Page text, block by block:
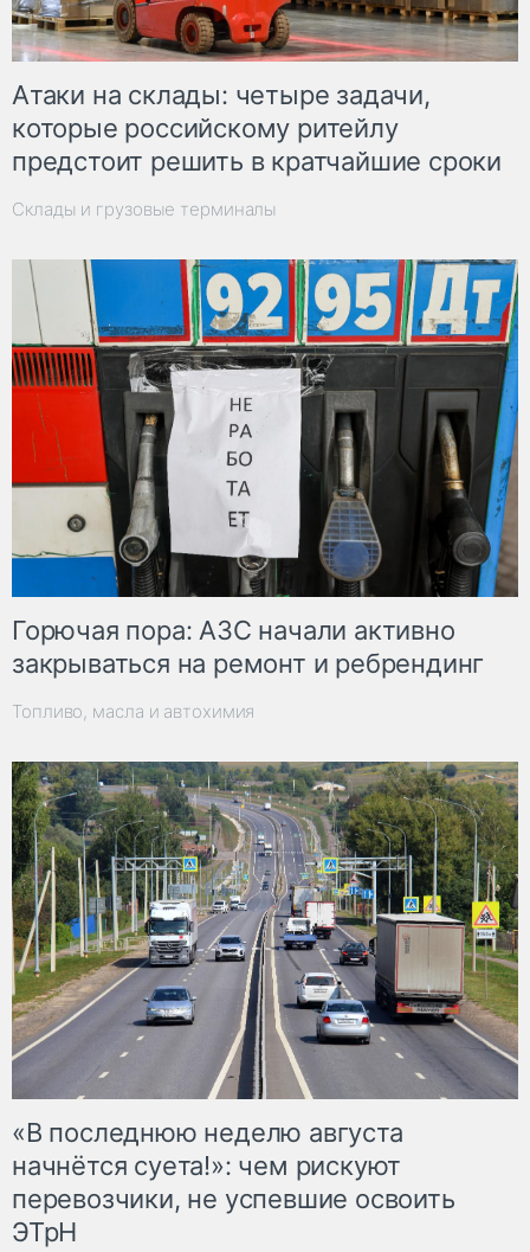
Атаки на склады: четыре задачи,
которые российскому ритейлу
предстоит решить в кратчайшие сроки
Склады и грузовые терминалы
Горючая пора: АЗС начали активно
закрываться на ремонт и ребрендинг
Топливо, масла и автохимия
«В последнюю неделю августа
начнётся суета!»: чем рискуют
перевозчики, не успевшие освоить
ЭТрН